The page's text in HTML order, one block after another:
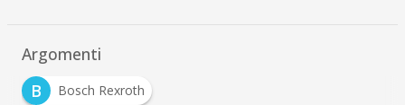
Argomenti
B
Bosch Rexroth